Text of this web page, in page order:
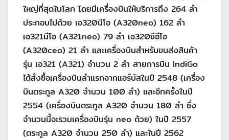
ใหญ่ที่สุดในโลก โดยมีเครื่องบินให้บริการถึง 264 ลำ
ประกอบไปด้วย เอ320นีโอ (A320neo) 162 ลำ
เอ321นีโอ (A321neo) 79 ลำ เอ320ซีอีโอ
(A320ceo) 21 ลำ และเครื่องบินสำหรับขนส่งสินค้า
รุ่น เอ321 (A321) จำนวน 2 ลำ สายการบิน IndiGo
ได้สั่งซื้อเครื่องบินลำแรกจากแอร์บัสในปี 2548 (เครื่อง
บินตระกูล A320 จำนวน 100 ลำ) และอีกครั้งในปี
2554 (เครื่องบินตระกูล A320 จำนวน 180 ลำ ซึ่ง
จำนวนนี้จะรวมเครื่องบินรุ่น neo ด้วย) ในปี 2557
(ตระกูล A320 จำนวน 250 ลำ) และในปี 2562